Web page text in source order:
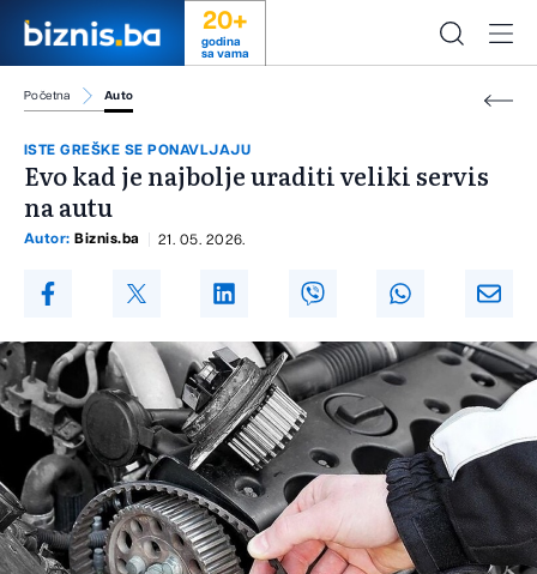
20+
godina
sa vama
Početna Auto
ISTE GREŠKE SE PONAVLJAJU
Evo kad je najbolje uraditi veliki servis
na autu
Autor: Biznis.ba 21. 05. 2026.